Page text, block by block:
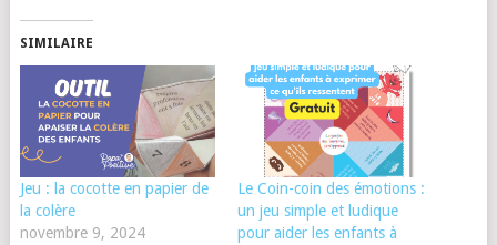
SIMILAIRE
Jeu : la cocotte en papier de
la colère
novembre 9, 2024
Le Coin-coin des émotions :
un jeu simple et ludique
pour aider les enfants à